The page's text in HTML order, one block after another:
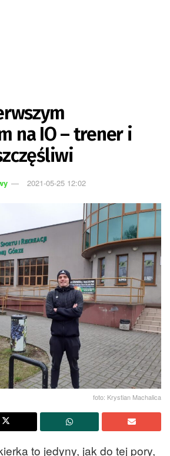
na IO – trener i
2021-05-25 12:02
foto: Krystian Machalica
to jedyny, jak do tej pory,